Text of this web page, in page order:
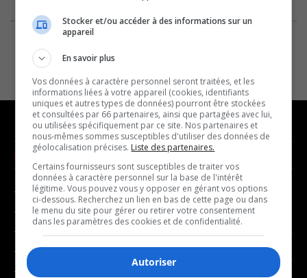
NOUVELLES
- Affaires municipales
- Communauté / Social
- Culture
- Économie
- Éducation
MUSIQUE
- Décompte franco
- Joué récemment
BALADOS
Stocker et/ou accéder à des informations sur un
appareil
En savoir plus
Vos données à caractère personnel seront traitées, et les
informations liées à votre appareil (cookies, identifiants
uniques et autres types de données) pourront être stockées
et consultées par 66 partenaires, ainsi que partagées avec lui,
ou utilisées spécifiquement par ce site. Nos partenaires et
nous-mêmes sommes susceptibles d'utiliser des données de
géolocalisation précises. Liste des partenaires.
Certains fournisseurs sont susceptibles de traiter vos
données à caractère personnel sur la base de l'intérêt
légitime. Vous pouvez vous y opposer en gérant vos options
ci-dessous. Recherchez un lien en bas de cette page ou dans
le menu du site pour gérer ou retirer votre consentement
dans les paramètres des cookies et de confidentialité.
Autoriser